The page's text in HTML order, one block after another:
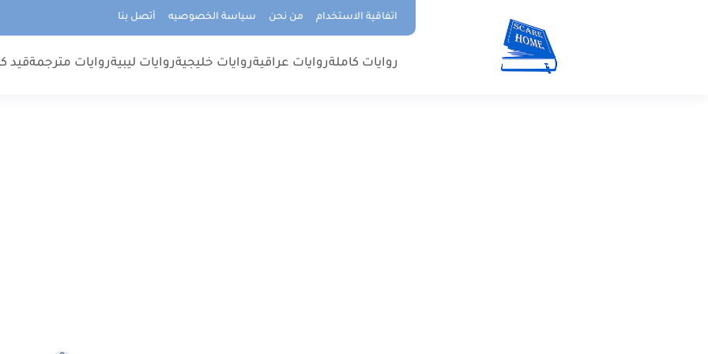
اتفاقية الاستخدام من نحن سياسة الخصوصيه أتصل بنا
روايات كاملةروايات عراقيةروايات خليجيةروايات ليبيةروايات مترجمةقيد